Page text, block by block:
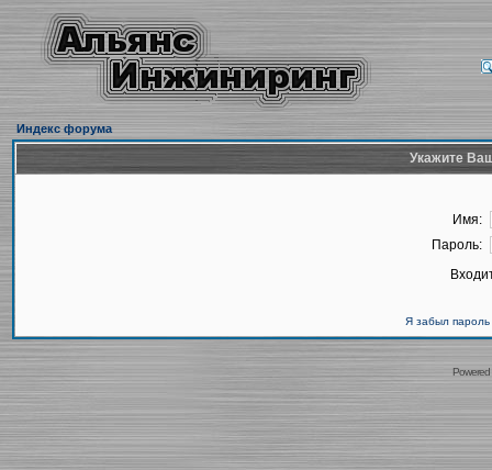
Индекс форума
Укажите
Имя:
Пароль:
Я забыл пароль